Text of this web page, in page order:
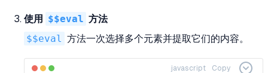
使用 $$eval 方法
$$eval
方法一次选择多个元素并提取它们的内容。
javascript Copy